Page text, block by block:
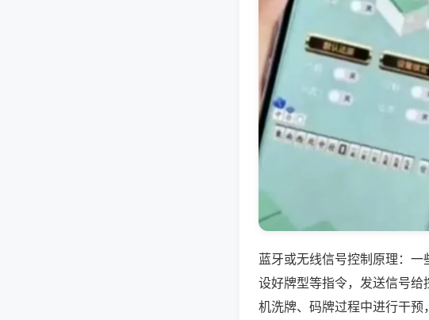
蓝牙或无线信号控制原理：
设好牌型等指令，发送信号
机洗牌、码牌过程中进行干预